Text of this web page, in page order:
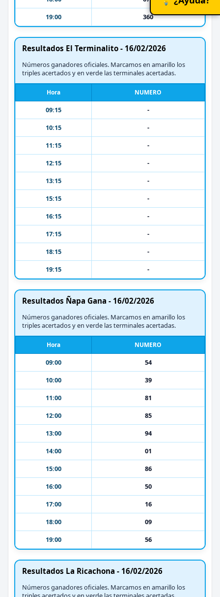
19:00
360
Resultados El Terminalito - 16/02/2026
Números ganadores oficiales. Marcamos en amarillo los
triples acertados y en verde las terminales acertadas.
Hora NUMERO
09:15
-
10:15
-
11:15
-
12:15
-
13:15
-
15:15
-
16:15
-
17:15
-
18:15
-
19:15
-
Resultados Ñapa Gana - 16/02/2026
Números ganadores oficiales. Marcamos en amarillo los
triples acertados y en verde las terminales acertadas.
Hora NUMERO
09:00
54
10:00
39
11:00
81
12:00
85
13:00
94
14:00
01
15:00
86
16:00
50
17:00
16
18:00
09
19:00
56
Resultados La Ricachona - 16/02/2026
Números ganadores oficiales. Marcamos en amarillo los